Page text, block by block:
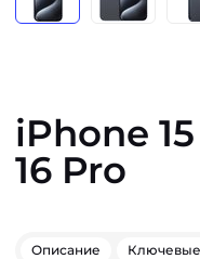
iPhone
16 Pro
Описание